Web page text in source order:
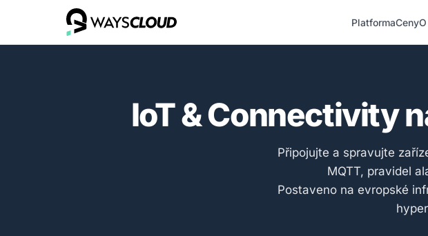
PlatformaCeny
IoT & Connectivity
Připojujte a spravujte
MQTT, pravidel
Postaveno na evropské